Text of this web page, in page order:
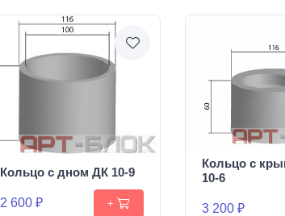
Кольцо с дном ДК 10-9
2 600 ₽ +
Кольцо с
10-6
3 200 ₽